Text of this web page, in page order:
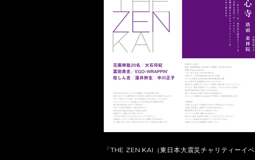
「THE ZEN KAI（東日本大震災チャリティーイ